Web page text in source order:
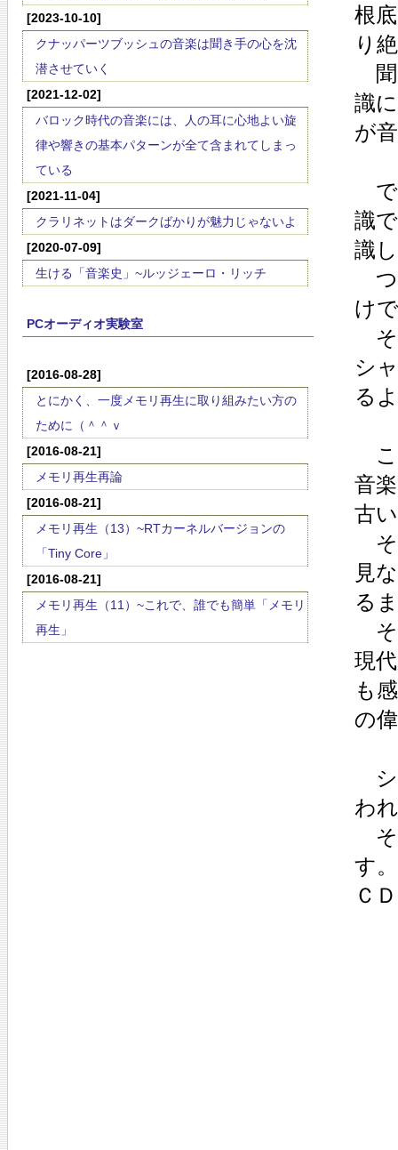
[2023-10-10]
クナッパーツブッシュの音楽は聞き手の心を沈
潜させていく
[2021-12-02]
バロック時代の音楽には、人の耳に心地よい旋
律や響きの基本パターンが全て含まれてしまっ
ている
[2021-11-04]
クラリネットはダークばかりが魅力じゃないよ
[2020-07-09]
生ける「音楽史」~ルッジェーロ・リッチ
PCオーディオ実験室
[2016-08-28]
とにかく、一度メモリ再生に取り組みたい方の
ために（＾＾ｖ
[2016-08-21]
メモリ再生再論
[2016-08-21]
メモリ再生（13）~RTカーネルバージョンの
「Tiny Core」
[2016-08-21]
メモリ再生（11）~これで、誰でも簡単「メモリ
再生」
根
り
聞
識
が
で
識
識
つ
け
そ
シ
る
こ
音
古
そ
見
る
そ
現
も
の
シ
わ
そ
す
Ｃ